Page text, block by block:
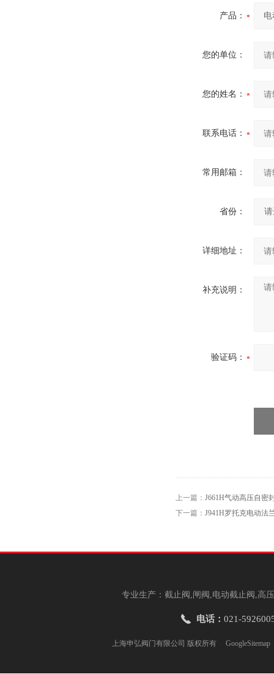
产品：
您的单位：
您的姓名：
联系电话：
常用邮箱：
省份：
详细地址：
补充说明：
验证码：
上一篇： J661H气动高压自密
下一篇： J941H罗托克电动法
专业生产：截止阀,闸阀,电动截止阀,高
电话： 021-
上海申弘阀门有限公司 版权所有 GoogleSitemap